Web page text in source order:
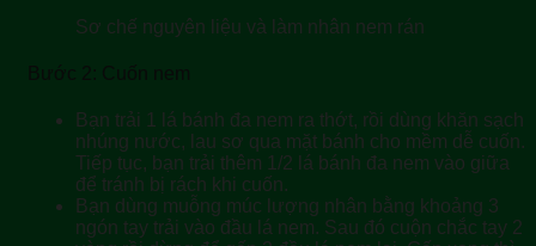
Sơ chế nguyên liệu và làm nhân nem rán
Bước 2: Cuốn nem
Bạn trải 1 lá bánh đa nem ra thớt, rồi dùng khăn sạch
nhúng nước, lau sơ qua mặt bánh cho mềm dễ cuốn.
Tiếp tục, bạn trải thêm 1/2 lá bánh đa nem vào giữa
để tránh bị rách khi cuốn.
Bạn dùng muỗng múc lượng nhân bằng khoảng 3
ngón tay trải vào đầu lá nem. Sau đó cuộn chắc tay 2